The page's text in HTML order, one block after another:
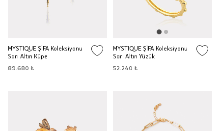
MYSTIQUE ŞİFA Koleksiyonu
Sarı Altın Küpe
89.680 ₺
MYSTIQUE ŞİFA Koleksiyonu
Sarı Altın Yüzük
52.240 ₺